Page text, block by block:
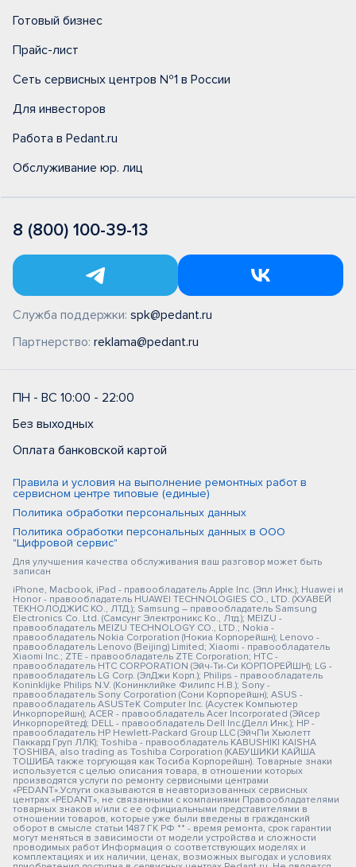
Готовый бизнес
Прайс-лист
Сеть сервисных центров №1 в России
Для инвесторов
Работа в Pedant.ru
Обслуживание юр. лиц
8 (800) 100-39-13
Служба поддержки: spk@pedant.ru
Партнерство: reklama@pedant.ru
ПН - ВС 10:00 - 22:00
Без выходных
Оплата банковской картой
Правила и условия на выполнение ремонтных работ в
сервисном центре типовые (единые)
Политика обработки персональных данных
Политика обработки персональных данных в ООО
"Цифровой сервис"
Для улучшения качества обслуживания ваш разговор может быть
записан
iPhone, Macbook, iPad - правообладатель Apple Inc. (Эпл Инк.); Huawei и
Honor - правообладатель HUAWEI TECHNOLOGIES CO., LTD. (ХУАВЕЙ
ТЕКНОЛОДЖИС КО., ЛТД.); Samsung – правообладатель Samsung
Electronics Co. Ltd. (Самсунг Электроникс Ко., Лтд.); MEIZU -
правообладатель MEIZU TECHNOLOGY CO., LTD.; Nokia -
правообладатель Nokia Corporation (Нокиа Корпорейшн); Lenovo -
правообладатель Lenovo (Beijing) Limited; Xiaomi - правообладатель
Xiaomi Inc.; ZTE - правообладатель ZTE Corporation; HTC -
правообладатель HTC CORPORATION (Эйч-Ти-Си КОРПОРЕЙШН); LG -
правообладатель LG Corp. (ЭлДжи Корп.); Philips - правообладатель
Koninklijke Philips N.V. (Конинклийке Филипс Н.В.); Sony -
правообладатель Sony Corporation (Сони Корпорейшн); ASUS -
правообладатель ASUSTeK Computer Inc. (Асустек Компьютер
Инкорпорейшн); ACER - правообладатель Acer Incorporated (Эйсер
Инкорпорейтед); DELL - правообладатель Dell Inc.(Делл Инк.); HP -
правообладатель HP Hewlett-Packard Group LLC (ЭйчПи Хьюлетт
Паккард Груп ЛЛК); Toshiba - правообладатель KABUSHIKI KAISHA
TOSHIBA, also trading as Toshiba Corporation (КАБУШИКИ КАЙША
ТОШИБА также торгующая как Тосиба Корпорейшн). Товарные знаки
используется с целью описания товара, в отношении которых
производятся услуги по ремонту сервисными центрами
«PEDANT».Услуги оказываются в неавторизованных сервисных
центрах «PEDANT», не связанными с компаниями Правообладателями
товарных знаков и/или с ее официальными представителями в
отношении товаров, которые уже были введены в гражданский
оборот в смысле статьи 1487 ГК РФ ** - время ремонта, срок гарантии
могут меняться в зависимости от модели устройства и сложности
проводимых работ Информация о соответствующих моделях и
комплектациях и их наличии, ценах, возможных выгодах и условиях